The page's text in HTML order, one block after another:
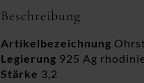
Beschreibung
Artikelbezeichnung
Legierung 925 Ag
Stärke 3,2